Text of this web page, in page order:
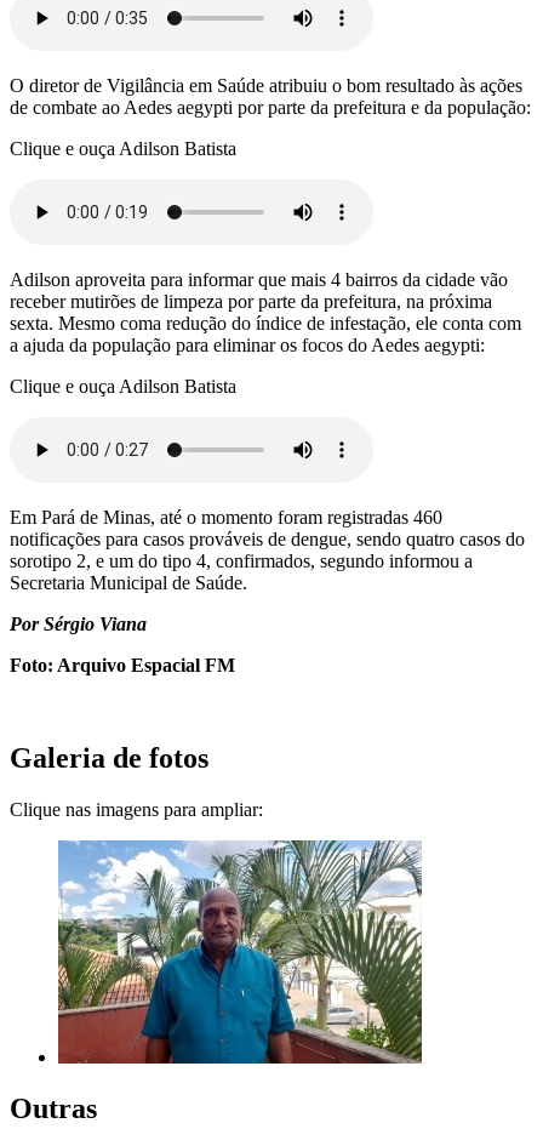
O diretor de Vigilância em Saúde atribuiu o bom resultado às ações
de combate ao Aedes aegypti por parte da prefeitura e da população:
Clique e ouça Adilson Batista
Adilson aproveita para informar que mais 4 bairros da cidade vão
receber mutirões de limpeza por parte da prefeitura, na próxima
sexta. Mesmo coma redução do índice de infestação, ele conta com
a ajuda da população para eliminar os focos do Aedes aegypti:
Clique e ouça Adilson Batista
Em Pará de Minas, até o momento foram registradas 460
notificações para casos prováveis de dengue, sendo quatro casos do
sorotipo 2, e um do tipo 4, confirmados, segundo informou a
Secretaria Municipal de Saúde.
Por Sérgio Viana
Foto: Arquivo Espacial FM
Galeria de fotos
Clique nas imagens para ampliar:
Outras